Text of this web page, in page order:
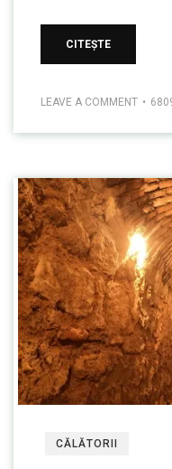
CITEȘTE
LEAVE A COMMENT
CĂLĂTORII